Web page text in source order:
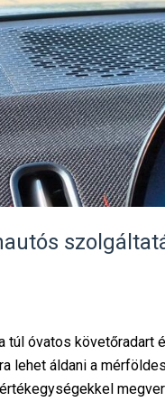
a
v
e
z
e
t
é
s
k
z
m
e
g
túl óvatos követőradart
lehet áldani a